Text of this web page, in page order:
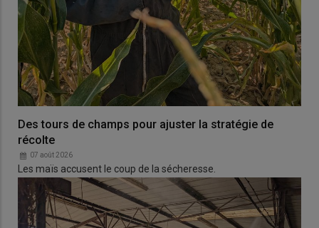
Des tours de champs pour ajuster la stratégie de
récolte
07 août 2026
Les maïs accusent le coup de la sécheresse.